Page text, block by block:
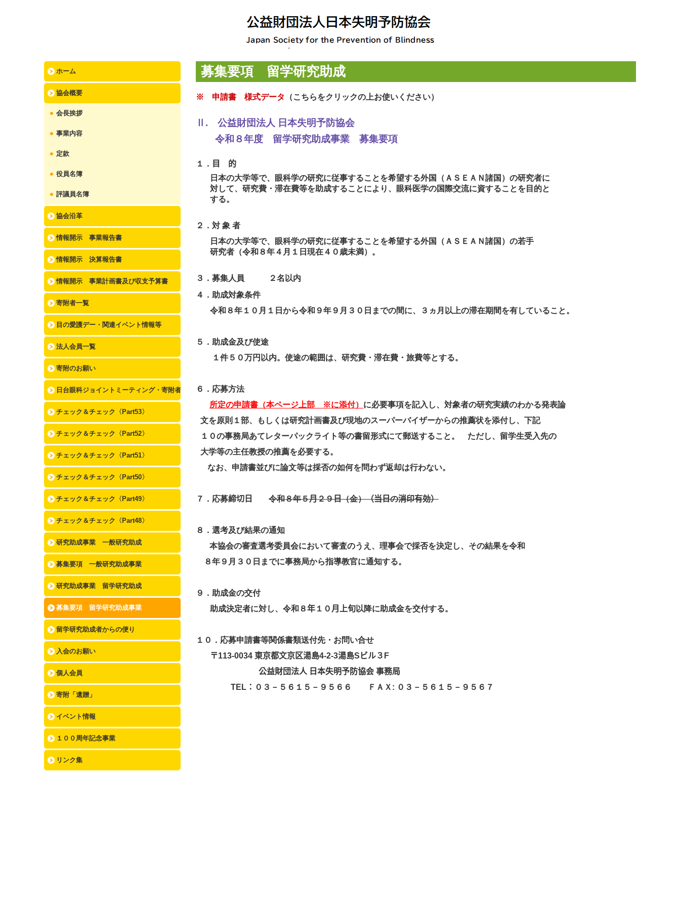
ホーム
協会概要
会長挨拶
事業内容
定款
役員名簿
評議員名簿
協会沿革
情報開示 事業報告書
情報開示 決算報告書
情報開示 事業計画書及び収支予算書
寄附者一覧
目の愛護デー・関連イベント情報等
法人会員一覧
寄附のお願い
日台眼科ジョイントミーティング・寄附者一覧
チェック＆チェック〈Part53〉
チェック＆チェック〈Part52〉
チェック＆チェック〈Part51〉
チェック＆チェック〈Part50〉
チェック＆チェック〈Part49〉
チェック＆チェック〈Part48〉
研究助成事業 一般研究助成
募集要項 一般研究助成事業
研究助成事業 留学研究助成
募集要項 留学研究助成事業
留学研究助成者からの便り
入会のお願い
個人会員
寄附「遺贈」
イベント情報
１００周年記念事業
リンク集
募集要項 留学研究助成
※ 申請書 様式データ （こちらをクリックの上お使いください）
Ⅱ. 公益財団法人 日本失明予防協会
令和８年度 留学研究助成事業 募集要項
１． 目的
日本の大学等で、眼科学の研究に従事することを希望する外国（ＡＳＥＡＮ諸国）の研究者に
対して、研究費・滞在費等を助成することにより、眼科医学の国際交流に資することを目的と
する。
２． 対象者
日本の大学等で、眼科学の研究に従事することを希望する外国（ＡＳＥＡＮ諸国）の若手
研究者（令和８年４月１日現在４０歳未満）。
３．募集人員 ２名以内
４．助成対象条件
令和８年１０月１日から令和９年９月３０日までの間に、３ヵ月以上の滞在期間を有していること。
５．助成金及び使途
１件５０万円以内。使途の範囲は、研究費・滞在費・旅費等とする。
６．応募方法
所定の申請書（本ページ上部 ※に添付） に必要事項を記入し、対象者の研究実績のわかる発表論
文を原則１部、もしくは研究計画書及び現地のスーパーバイザーからの推薦状を添付し、下記
１０の事務局あてレターパックライト等の書留形式にて郵送すること。 ただし、留学生受入先の
大学等の主任教授の推薦を必要する。
なお、申請書並びに論文等は採否の如何を問わず返却は行わない。
７．応募締切日 令和８年５月２９日（金）（当日の消印有効）
８．選考及び結果の通知
本協会の審査選考委員会において審査のうえ、理事会で採否を決定し、その結果を令和
８年９月３０日までに事務局から指導教官に通知する。
９．助成金の交付
助成決定者に対し、令和８年 １０ 月上旬以降に助成金を交付する。
１０．応募申請書等関係書類送付先・お問い合せ
〒113-0034 東京都文京区湯島4-2-3湯島S ビル３ F
公益財団法人 日本失明予防協会 事務局
TEL ： ０３－５６１５－９５６６ ＦＡＸ : ０３－５６１５－９５６７